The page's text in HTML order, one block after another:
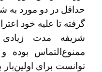
حداقل در دو مورد
گرفته تا علیه خود
شریفه مدت زیادی
ممنوع‌التماس
توانست برای